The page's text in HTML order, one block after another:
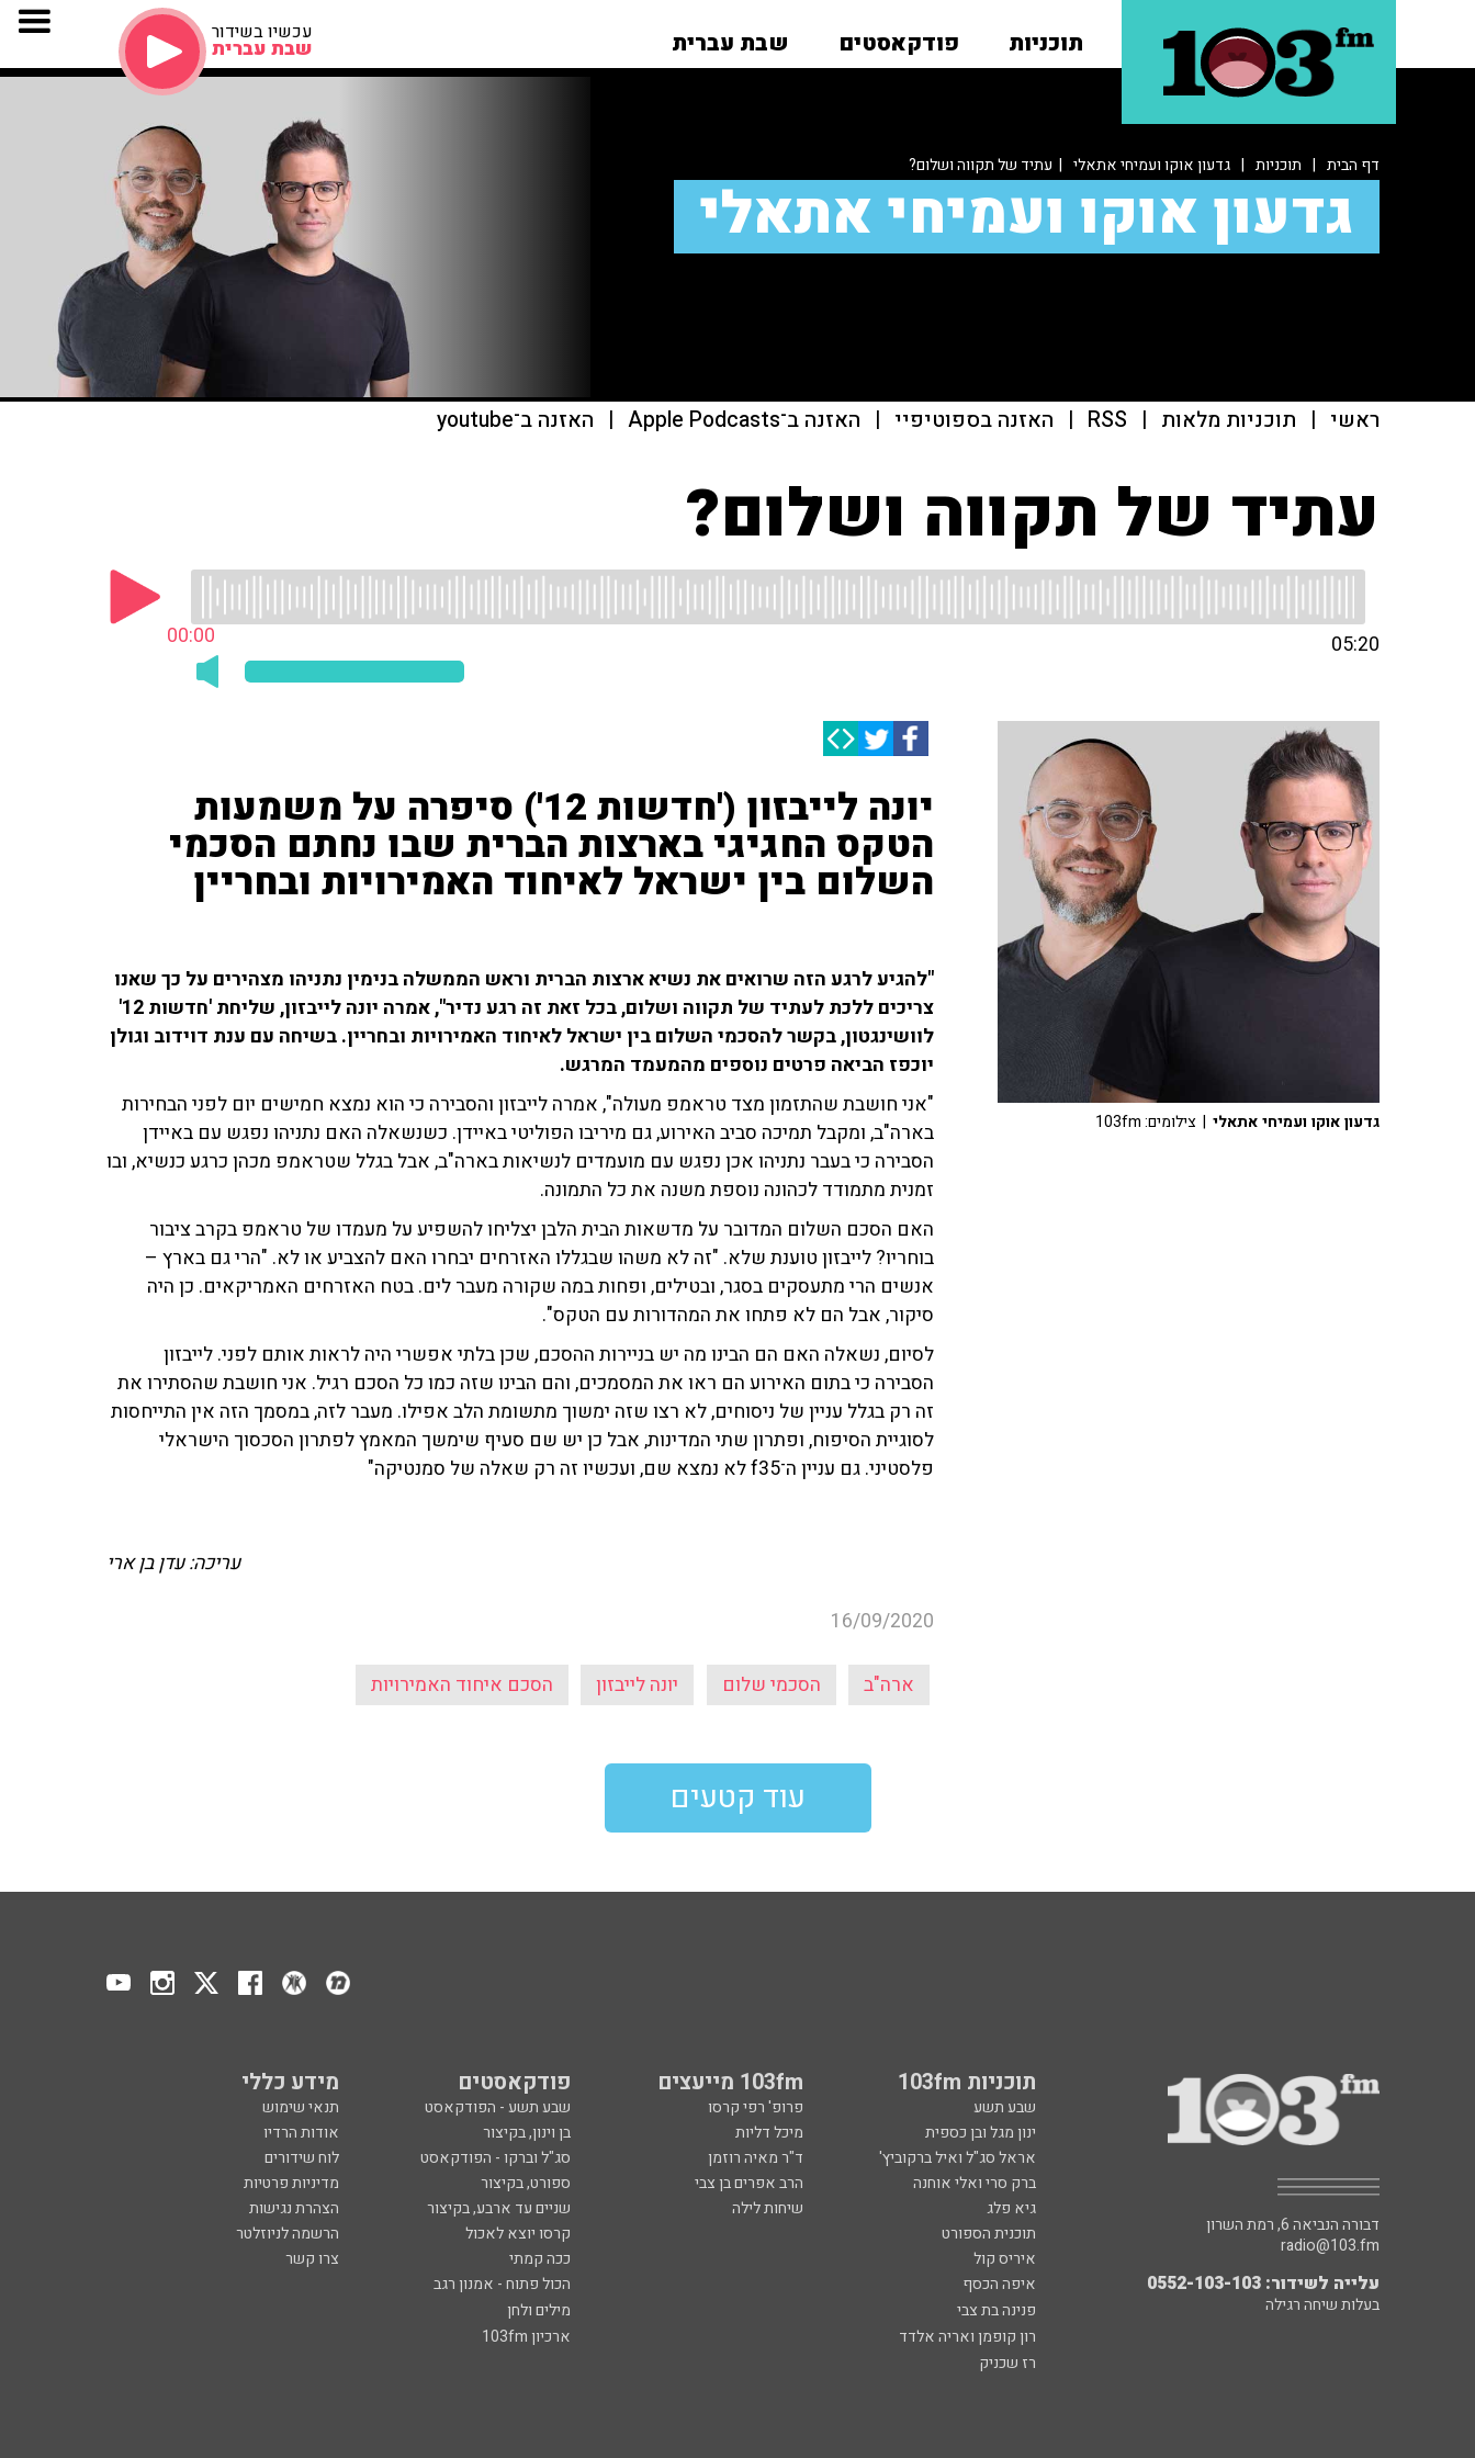
תוכניות פודקאסטים שבת עברית עכשיו בשידור
שבת עברית
דף הבית | תוכניות | גדעון אוקו ועמיחי אתאלי | עתיד של תקווה ושלום?
גדעון אוקו ועמיחי אתאלי
ראשי | תוכניות מלאות |
RSS
| האזנה בספוטיפיי | האזנה ב־Apple Podcasts | האזנה ב־youtube
עתיד של תקווה ושלום?
00:00 05:20
יונה לייבזון ('חדשות 12') סיפרה על משמעות
הטקס החגיגי בארצות הברית שבו נחתם הסכמי
השלום בין ישראל לאיחוד האמירויות ובחריין
"להגיע לרגע הזה שרואים את נשיא ארצות הברית וראש הממשלה בנימין נתניהו מצהירים על כך שאנו
צריכים ללכת לעתיד של תקווה ושלום, בכל זאת זה רגע נדיר", אמרה יונה לייבזון, שליחת 'חדשות 12'
לוושינגטון, בקשר להסכמי השלום בין ישראל לאיחוד האמירויות ובחריין. בשיחה עם ענת דוידוב וגולן
יוכפז הביאה פרטים נוספים מהמעמד המרגש.
"אני חושבת שהתזמון מצד טראמפ מעולה", אמרה לייבזון והסבירה כי הוא נמצא חמישים יום לפני הבחירות
בארה"ב, ומקבל תמיכה סביב האירוע, גם מיריבו הפוליטי באיידן. כשנשאלה האם נתניהו נפגש עם באיידן
הסבירה כי בעבר נתניהו אכן נפגש עם מועמדים לנשיאות בארה"ב, אבל בגלל שטראמפ מכהן כרגע כנשיא, ובו
זמנית מתמודד לכהונה נוספת משנה את כל התמונה.
האם הסכם השלום המדובר על מדשאות הבית הלבן יצליחו להשפיע על מעמדו של טראמפ בקרב ציבור
בוחריו? לייבזון טוענת שלא. "זה לא משהו שבגללו האזרחים יבחרו האם להצביע או לא. "הרי גם בארץ –
אנשים הרי מתעסקים בסגר, ובטילים, ופחות במה שקורה מעבר לים. בטח האזרחים האמריקאים. כן היה
סיקור, אבל הם לא פתחו את המהדורות עם הטקס".
לסיום, נשאלה האם הם הבינו מה יש בניירות ההסכם, שכן בלתי אפשרי היה לראות אותם לפני. לייבזון
הסבירה כי בתום האירוע הם ראו את המסמכים, והם הבינו שזה כמו כל הסכם רגיל. אני חושבת שהסתירו את
זה רק בגלל עניין של ניסוחים, לא רצו שזה ימשוך מתשומת הלב אפילו. מעבר לזה, במסמך הזה אין התייחסות
לסוגיית הסיפוח, ופתרון שתי המדינות, אבל כן יש שם סעיף שימשך המאמץ לפתרון הסכסוך הישראלי
פלסטיני. גם עניין ה־f35 לא נמצא שם, ועכשיו זה רק שאלה של סמנטיקה"
עריכה: עדן בן ארי
16/09/2020
ארה"ב הסכמי שלום יונה לייבזון הסכם איחוד האמירויות
גדעון אוקו ועמיחי אתאלי | צילומים: 103fm
עוד קטעים
תוכניות 103fm 103fm מייעצים פודקאסטים מידע כללי
שבע תשע פרופ' רפי קרסו שבע תשע - הפודקאסט
תנאי שימוש
ינון מגל ובן כספית
מיכל דליות בן וינון, בקיצור
אודות הרדיו
אראל סג"ל ואיל ברקוביץ'
ד"ר מאיה רוזמן סג"ל וברקו - הפודקאסט
לוח שידורים
ברק סרי ואלי אוחנה
הרב אפרים בן צבי ספורט, בקיצור
מדיניות פרטיות
גיא פלג
שיחות לילה שניים עד ארבע, בקיצור
הצהרת נגישות
תוכנית הספורט
קרסו יוצא לאכול
הרשמה לניוזלטר
איריס קול
ככה קמתי
צרו קשר
איפה הכסף
הכול פתוח - אמנון רגב
פנינה בת צבי
מילים ולחן
רון קופמן ואריה אלדד
ארכיון 103fm
רז שכניק
דבורה הנביאה 6, רמת השרון
radio@103.fm
עלייה לשידור: 0552-103-103
בעלות שיחה רגילה